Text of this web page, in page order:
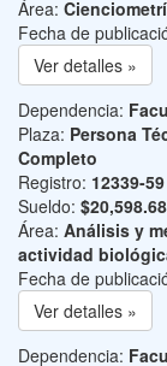
Área:
Fecha de
Ver detalles »
Dependencia:
Plaza: Persona
Completo
Registro: 12339-59
Sueldo: $20,598.68
Área: Análisis y
actividad
Fecha de
Ver detalles »
Dependencia: